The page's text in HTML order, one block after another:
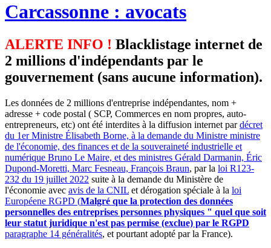
Carcassonne : avocats
ALERTE INFO ! Blacklistage internet de
2 millions d'indépendants par le
gouvernement (sans aucune information).
Les données de 2 millions d'entreprise indépendantes, nom +
adresse + code postal ( SCP, Commerces en nom propres, auto-
entrepreneurs, etc) ont été interdites à la diffusion internet pardécret
du 1er Ministre Élisabeth Borne, à la demande du Ministre ministre
de l'économie, des finances et de la souveraineté industrielle et
numérique Bruno Le Maire, et des ministres Gérald Darmanin, Éric
Dupond-Moretti, Marc Fesneau, François Braun, par la loi R123-
232 du 19 juillet 2022 suite à la demande du Ministère de
l'économie avec avis de la CNIL et dérogation spéciale à la loi
Européene RGPD (Malgré que la protection des données
personnelles des entreprises personnes physiques " quel que soit
leur statut juridique n'est pas permise (exclue) par le RGPD
paragraphe 14 généralités, et pourtant adopté par la France).